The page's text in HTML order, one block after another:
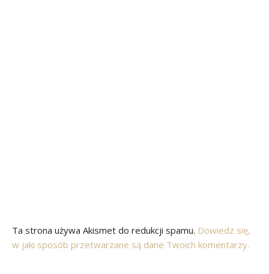
Ta strona używa Akismet do redukcji spamu. Dowiedz się,
w jaki sposób przetwarzane są dane Twoich komentarzy.